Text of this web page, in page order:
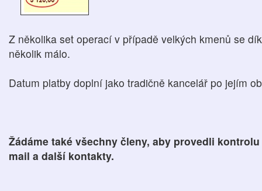
Z několika set operací v případě velkých kmenů se
několik málo.
Datum platby doplní jako tradičně kancelář po jejím
Žádáme také všechny členy, aby provedli
mail a další kontakty.